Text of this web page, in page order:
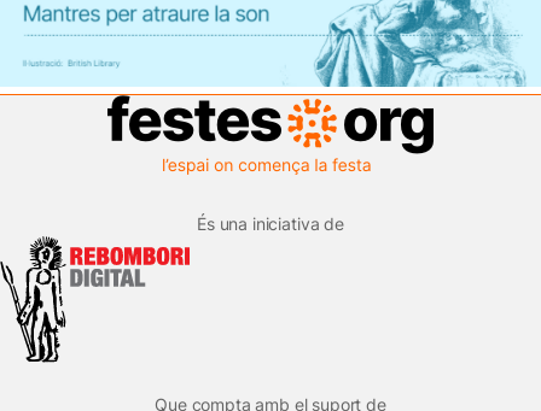
És una iniciativa de
Que compta amb el suport de